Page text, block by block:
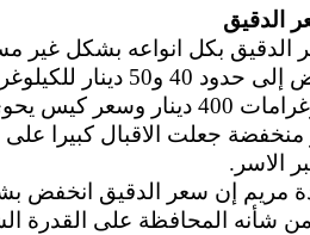
الدقيق
الدقيق بكل انواعه بشكل غير
بحيث انخفض إلى حدود
جعلت الاقبال كبيرا على
الاسر.
مريم إن سعر الدقيق انخفض
شأنه المحافظة على القدرة